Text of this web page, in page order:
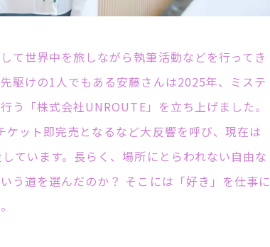
て世界中を旅しながら執筆活動などを行ってき
駆けの1人でもある安藤さんは2025年、ミステ
う「株式会社UNROUTE」を立ち上げました。
ット即完売となるなど大反響を呼び、現在は
ています。長らく、場所にとらわれない自由な
う道を選んだのか？ そこには「好き」を仕事に